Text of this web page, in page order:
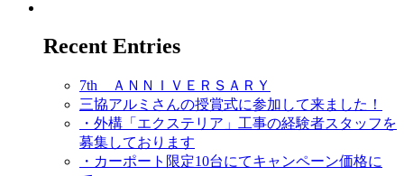
Recent Entries
7th ＡＮＮＩＶＥＲＳＡＲＹ
三協アルミさんの授賞式に参加して来ました！
・外構「エクステリア」工事の経験者スタッフを
募集しております
・カーポート限定10台にてキャンペーン価格に